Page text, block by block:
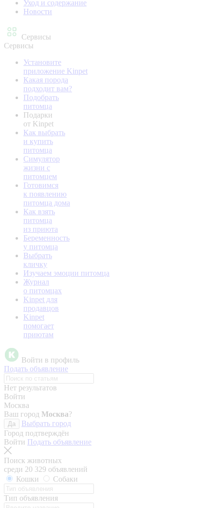
Уход и содержание
Новости
Сервисы
Сервисы
Установите
приложение Kinpet
Какая порода
подходит вам?
Подобрать
питомца
Подарки
от Kinpet
Как выбрать
и купить
питомца
Симулятор
жизни с
питомцем
Готовимся
к появлению
питомца дома
Как взять
питомца
из приюта
Беременность
у питомца
Выбрать
кличку
Изучаем эмоции питомца
Журнал
о питомцах
Kinpet для
продавцов
Kinpet
помогает
приютам
Войти в профиль
Подать объявление
Нет результатов
Войти
Москва
Ваш город Москва?
Да
Выбрать город
Город подтверждён
Войти Подать объявление
Поиск животных
среди 20 329 объявлений
Кошки
Собаки
Тип объявления